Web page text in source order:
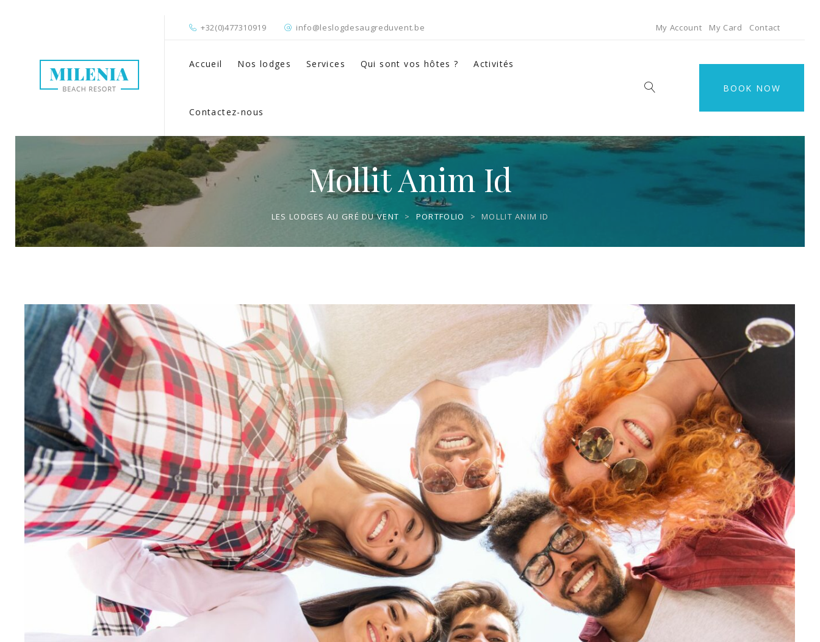
+32(0)477310919 info@leslogdesaugreduvent.be My Account My Card Contact
Accueil Nos lodges Services Qui sont vos hôtes ? Activités
Contactez-nous
BOOK NOW
Mollit Anim Id
LES LODGES AU GRÉ DU VENT > PORTFOLIO > MOLLIT ANIM ID